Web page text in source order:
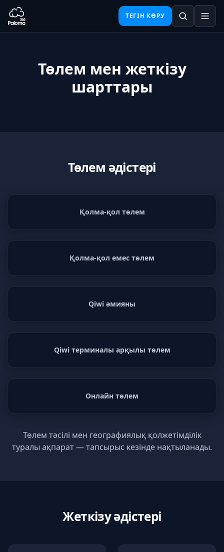
ТЕГІН КӨРУ
Төлем мен жеткізу
шарттары
Төлем әдістері
Қолма-қол төлем
Қолма-қол емес төлем
Qiwi әмияны
Qiwi терминалы арқылы төлем
Онлайн төлем
Төлем тәсілі мен географиялық қолжетімділік
туралы ақпарат — тапсырыс кезінде нақтыланады.
Жеткізу әдістері